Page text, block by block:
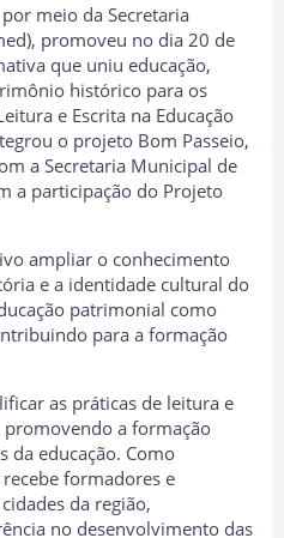
meio da Secretaria
promoveu no dia 20 de
que uniu educação,
histórico para os
e Escrita na Educação
o projeto Bom Passeio,
a Secretaria Municipal de
a participação do Projeto
ampliar o conhecimento
e a identidade cultural do
patrimonial como
para a formação
as práticas de leitura e
promovendo a formação
da educação. Como
formadores e
da região,
no desenvolvimento das